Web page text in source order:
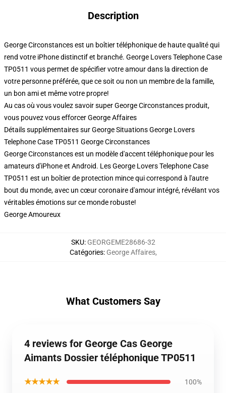
Description
George Circonstances est un boîtier téléphonique de haute qualité qui
rend votre iPhone distinctif et branché. George Lovers Telephone Case
TP0511 vous permet de spécifier votre amour dans la direction de
votre personne préférée, que ce soit ou non un membre de la famille,
un bon ami et même votre propre!
Au cas où vous voulez savoir super George Circonstances produit,
vous pouvez vous efforcerGeorge Affaires
Détails supplémentaires sur George Situations George Lovers
Telephone Case TP0511 George Circonstances
George Circonstances est un modèle d'accent téléphonique pour les
amateurs d'iPhone et Android. Les George Lovers Telephone Case
TP0511 est un boîtier de protection mince qui correspond à l'autre
bout du monde, avec un cœur coronaire d'amour intégré, révélant vos
véritables émotions sur ce monde robuste!
George Amoureux
SKU: GEORGEME28686-32
Catégories: George Affaires,
What Customers Say
4 reviews for George Cas George
Aimants Dossier téléphonique TP0511
★★★★★ 100%